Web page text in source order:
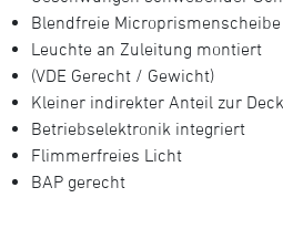
Blendfreie Microprismenscheibe
Leuchte an Zuleitung montiert
(VDE Gerecht / Gewicht)
Kleiner indirekter Anteil zur
Betriebselektronik integriert
Flimmerfreies Licht
BAP gerecht